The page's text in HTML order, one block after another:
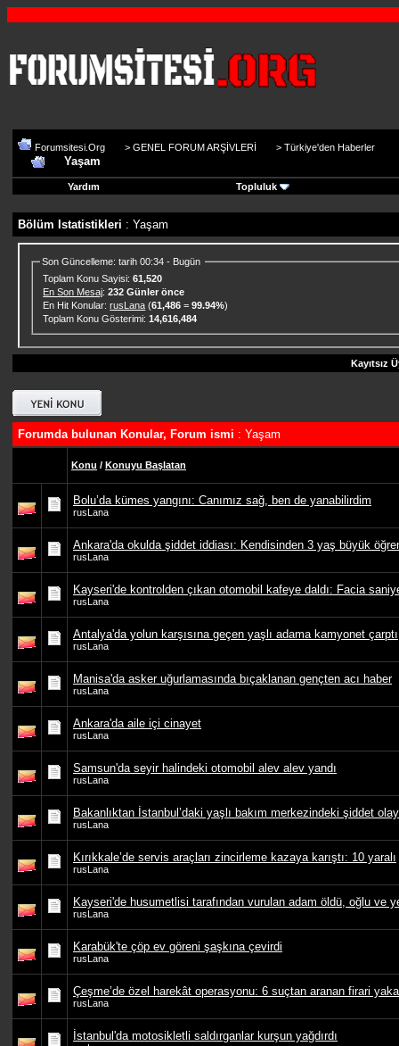
Forumsitesi.Org > GENEL FORUM ARŞİVLERİ > Türkiye'den Haberler
Yaşam
Yardım Topluluk
Bölüm Istatistikleri : Yaşam
Son Güncelleme: tarih 00:34 - Bugün
Toplam Konu Sayisi:61,520
En Son Mesaj:232 Günler önce
En Hit Konular:rusLana (61,486 =99.94%)
Toplam Konu Gösterimi:14,616,484
Kayıtsız
Forumda bulunan Konular, Forum ismi : Yaşam
Konu / Konuyu Başlatan
Bolu’da kümes yangını: Canımız sağ, ben de yanabilirdim
rusLana
Ankara'da okulda şiddet iddiası: Kendisinden 3 yaş büyük
rusLana
Kayseri'de kontrolden çıkan otomobil kafeye daldı: Facia
rusLana
Antalya'da yolun karşısına geçen yaşlı adama kamyonet çarptı
rusLana
Manisa'da asker uğurlamasında bıçaklanan gençten acı haber
rusLana
Ankara'da aile içi cinayet
rusLana
Samsun'da seyir halindeki otomobil alev alev yandı
rusLana
Bakanlıktan İstanbul’daki yaşlı bakım merkezindeki şiddet
rusLana
Kırıkkale’de servis araçları zincirleme kazaya karıştı: 10 yaralı
rusLana
Kayseri'de husumetlisi tarafından vurulan adam öldü, oğlu ve
rusLana
Karabük'te çöp ev göreni şaşkına çevirdi
rusLana
Çeşme’de özel harekât operasyonu: 6 suçtan aranan firari
rusLana
İstanbul'da motosikletli saldırganlar kurşun yağdırdı